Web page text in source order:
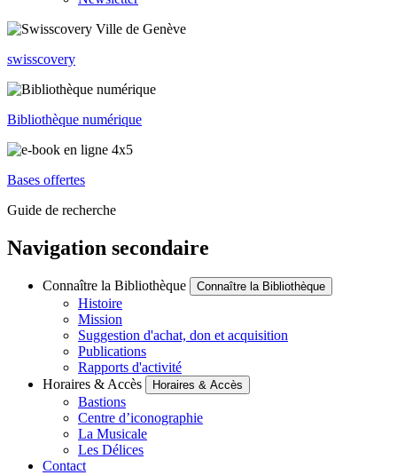
swisscovery
Bibliothèque numérique
Bases offertes
Guide de recherche
Navigation secondaire
Connaître la Bibliothèque Connaître la Bibliothèque
Histoire
Mission
Suggestion d'achat, don et acquisition
Publications
Rapports d'activité
Horaires & Accès
Horaires & Accès
Bastions
Centre d’iconographie
La Musicale
Les Délices
Contact